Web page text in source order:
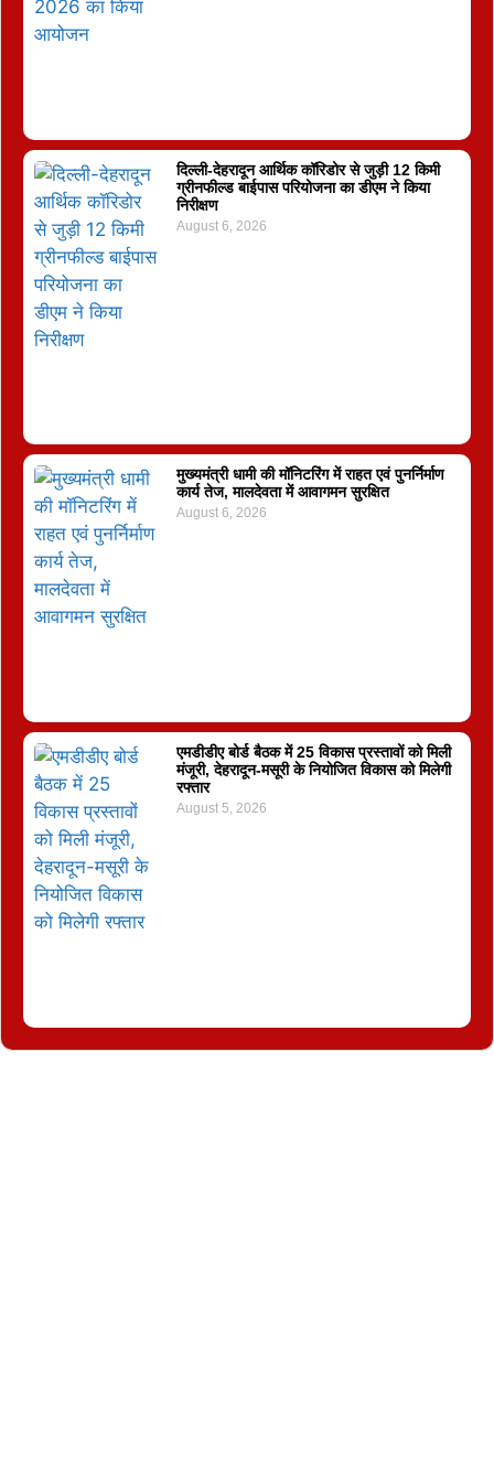
दिल्ली-देहरादून आर्थिक कॉरिडोर से जुड़ी 12 किमी
ग्रीनफील्ड बाईपास परियोजना का डीएम ने किया
निरीक्षण
August 6, 2026
मुख्यमंत्री धामी की मॉनिटरिंग में राहत एवं पुनर्निर्माण
कार्य तेज, मालदेवता में आवागमन सुरक्षित
August 6, 2026
एमडीडीए बोर्ड बैठक में 25 विकास प्रस्तावों को मिली
मंजूरी, देहरादून-मसूरी के नियोजित विकास को मिलेगी
रफ्तार
August 5, 2026